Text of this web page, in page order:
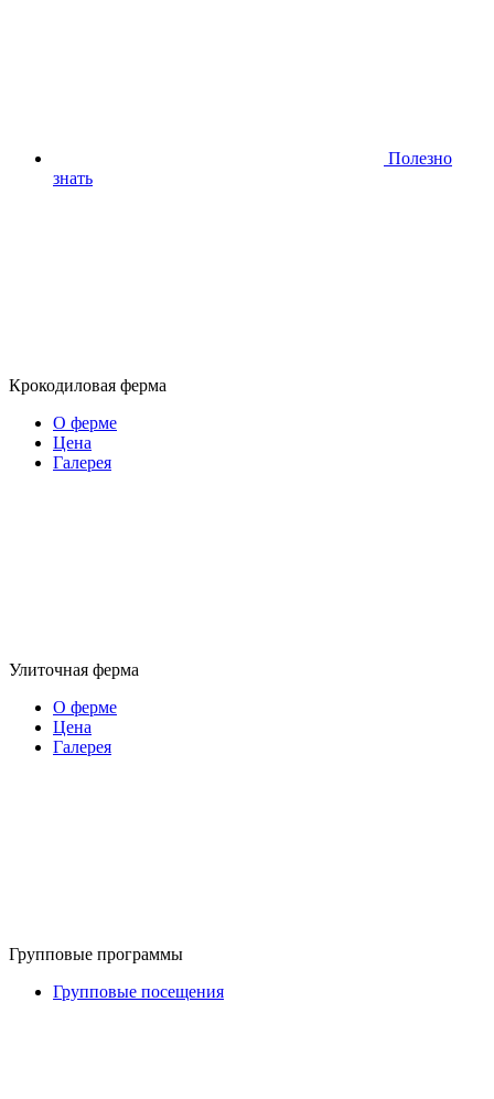
Полезно
знать
Крокодиловая ферма
О ферме
Цена
Галерея
Улиточная ферма
О ферме
Цена
Галерея
Групповые программы
Групповые посещения